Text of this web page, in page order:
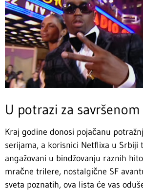
U potrazi za
Kraj godine donosi pojačanu
serijama, a korisnici Netflixa u Srbiji
angažovani u bindžovanju raznih
mračne trilere, nostalgične SF
sveta poznatih, ova lista će vas